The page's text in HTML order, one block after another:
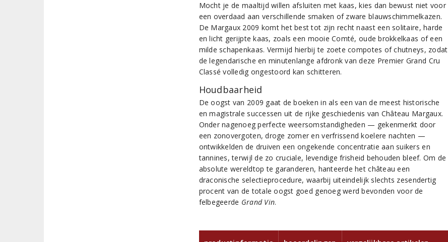
Mocht je de maaltijd willen afsluiten met kaas, kies dan bewust niet voor
een overdaad aan verschillende smaken of zware blauwschimmelkazen.
De Margaux 2009 komt het best tot zijn recht naast een solitaire, harde
en licht gerijpte kaas, zoals een mooie Comté, oude brokkelkaas of een
milde schapenkaas. Vermijd hierbij te zoete compotes of chutneys, zodat
de legendarische en minutenlange afdronk van deze Premier Grand Cru
Classé volledig ongestoord kan schitteren.
Houdbaarheid
De oogst van 2009 gaat de boeken in als een van de meest historische
en magistrale successen uit de rijke geschiedenis van Château Margaux.
Onder nagenoeg perfecte weersomstandigheden — gekenmerkt door
een zonovergoten, droge zomer en verfrissend koelere nachten —
ontwikkelden de druiven een ongekende concentratie aan suikers en
tannines, terwijl de zo cruciale, levendige frisheid behouden bleef. Om de
absolute wereldtop te garanderen, hanteerde het château een
draconische selectieprocedure, waarbij uiteindelijk slechts zesendertig
procent van de totale oogst goed genoeg werd bevonden voor de
felbegeerde Grand Vin.